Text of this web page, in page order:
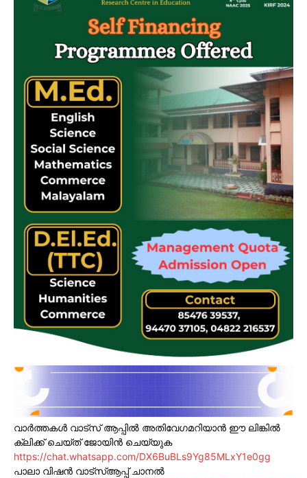
വാർത്തകൾ വാട്സ് ആപ്പിൽ അതിവേഗമറിയാൻ ഈ ലിങ്കിൽ
ക്ലിക്ക് ചെയ്ത് ജോയിൻ ചെയ്യുക
https://chat.whatsapp.com/DX6BuBLs9Yg85MLxY1e0gg
പാലാ വിഷൻ വാട്സ്ആപ്പ് ചാനൽ